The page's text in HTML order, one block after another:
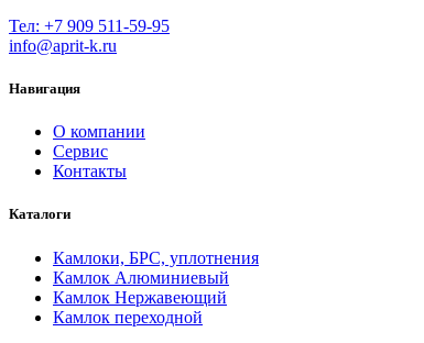
Тел: +7 909 511-59-95
info@aprit-k.ru
Навигация
О компании
Сервис
Контакты
Каталоги
Камлоки, БРС, уплотнения
Камлок Алюминиевый
Камлок Нержавеющий
Камлок переходной